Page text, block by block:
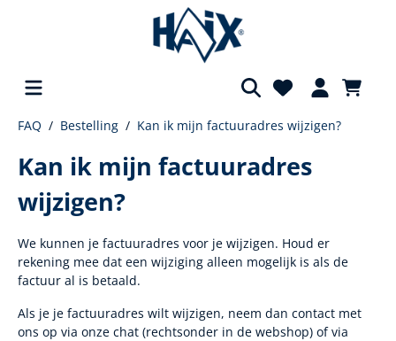
FAQ Bestelling Kan ik mijn factuuradres wijzigen?
Kan ik mijn factuuradres
wijzigen?
We kunnen je factuuradres voor je wijzigen. Houd er
rekening mee dat een wijziging alleen mogelijk is als de
factuur al is betaald.
Als je je factuuradres wilt wijzigen, neem dan contact met
ons op via onze chat (rechtsonder in de webshop) of via